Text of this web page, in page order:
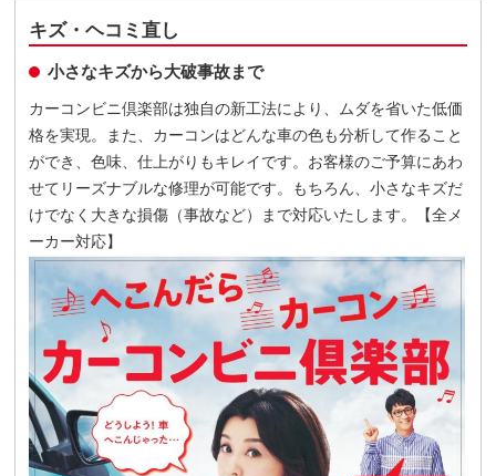
キズ・ヘコミ直し
小さなキズから大破事故まで
カーコンビニ倶楽部は独自の新工法により、ムダを省いた低価
格を実現。また、カーコンはどんな車の色も分析して作ること
ができ、色味、仕上がりもキレイです。お客様のご予算にあわ
せてリーズナブルな修理が可能です。もちろん、小さなキズだ
けでなく大きな損傷（事故など）まで対応いたします。【全メ
ーカー対応】